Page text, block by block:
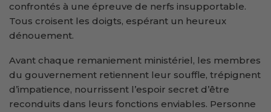
confrontés à une épreuve de nerfs insupportable.
Tous croisent les doigts, espérant un heureux
dénouement.
Avant chaque remaniement ministériel, les membres
du gouvernement retiennent leur souffle, trépignent
d’impatience, nourrissent l’espoir secret d’être
reconduits dans leurs fonctions enviables. Personne